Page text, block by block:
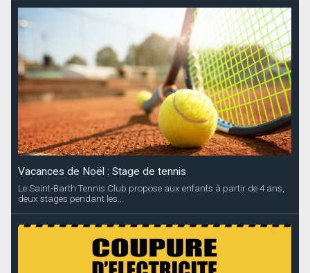
Vacances de Noël : Stage de tennis
Le Saint-Barth Tennis Club propose aux enfants à partir de 4 ans,
deux stages pendant les...